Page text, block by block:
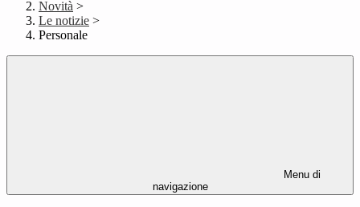
Novità >
Le notizie >
Personale
Menu di
navigazione